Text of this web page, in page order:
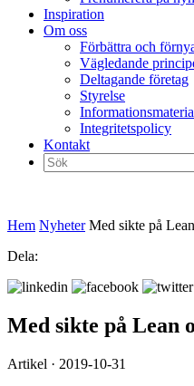
Inspiration
Om oss
Förbättra och
Vägledande
Deltagande företag
Styrelse
Integritetspolicy
Kontakt
Sök
efter:
Hem Nyheter Med sikte på
Dela:
Med sikte på Lean
Artikel · 2019-10-31